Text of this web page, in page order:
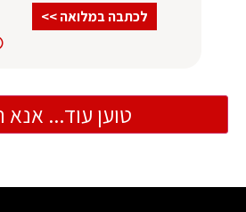
לכתבה במלואה >>
טוען עוד... אנא